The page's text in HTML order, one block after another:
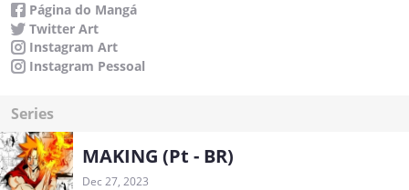
Página do Mangá
Twitter Art
Instagram Art
Instagram Pessoal
Series
MAKING (Pt - BR)
Dec 27, 2023